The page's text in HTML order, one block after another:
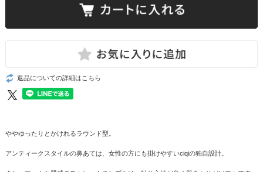
返品についての詳細はこちら
ややゆったりとかけれるラウンド型。
アンティークスタイルの鼻あては、女性の方にも掛けやすいciqiの独自設計。